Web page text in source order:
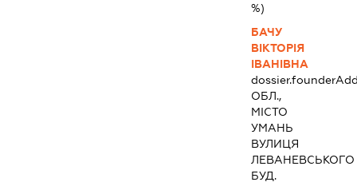
%)
БАЧУ
ВІКТОРІЯ
ІВАНІВНА
ОБЛ.,
МІСТО
УМАНЬ
ВУЛИЦЯ
ЛЕВАНЕВСЬКОГО
БУД.